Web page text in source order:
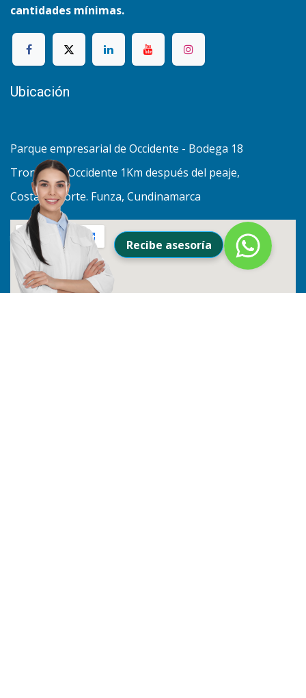
cantidades mínimas.
Ubicación
Parque empresarial de Occidente - Bodega 18
Troncal de Occidente 1Km después del peaje,
Costado Norte. Funza, Cundinamarca
Recibe asesoría